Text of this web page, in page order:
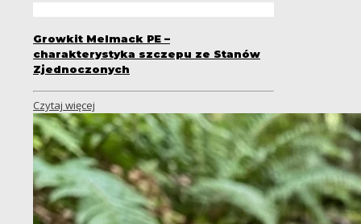
Growkit Melmack PE –
charakterystyka szczepu ze Stanów
Zjednoczonych
Czytaj więcej